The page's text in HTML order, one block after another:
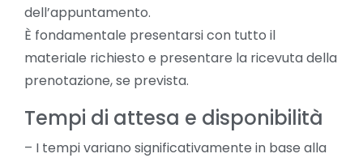
dell’appuntamento.
È fondamentale presentarsi con tutto il
materiale richiesto e presentare la ricevuta della
prenotazione, se prevista.
Tempi di attesa e disponibilità
– I tempi variano significativamente in base alla